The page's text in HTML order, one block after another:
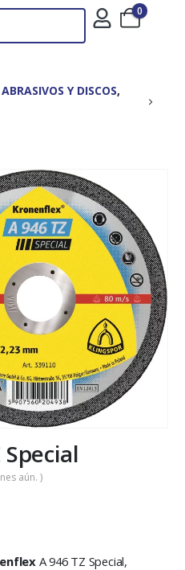
0
ABRASIVOS Y DISCOS,
Special
aún. )
A 946 TZ Special,